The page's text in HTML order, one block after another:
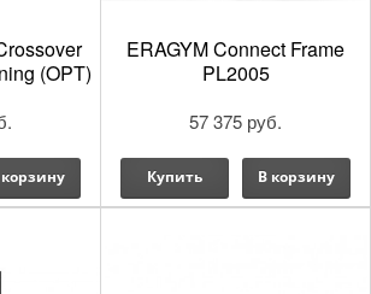
(OPT)
ERAGYM Connect Frame
PL2005
57 375 руб.
Купить В корзину